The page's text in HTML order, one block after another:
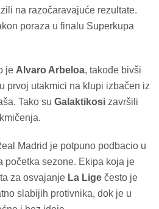
na razočaravajuće rezultate.
poraza u finalu Superkupa
je Alvaro Arbeloa, takođe bivši
prvoj utakmici na klupi izbačen iz
Tako su Galaktikosi završili
Madrid je potpuno podbacio u
početka sezone. Ekipa koja je
za osvajanje La Lige često je
slabijih protivnika, dok je u